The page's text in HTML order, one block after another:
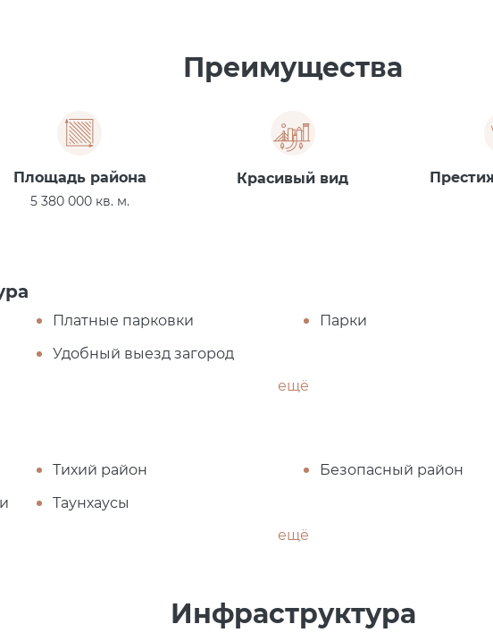
Преимущества
Площадь района
5 380 000 кв. м.
Красивый вид
Платные парковки
Парки
Удобный выезд загород
ещё
Тихий район
Безопасный район
Таунхаусы
ещё
Инфраструктура